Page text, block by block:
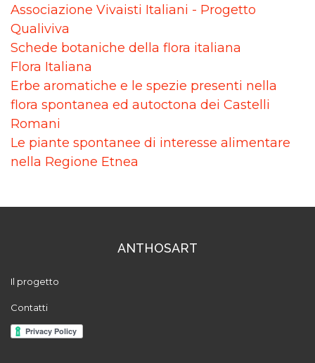
Associazione Vivaisti Italiani - Progetto
Qualiviva
Schede botaniche della flora italiana
Flora Italiana
Erbe aromatiche e le spezie presenti nella
flora spontanea ed autoctona dei Castelli
Romani
Le piante spontanee di interesse alimentare
nella Regione Etnea
ANTHOSART
Il progetto
Contatti